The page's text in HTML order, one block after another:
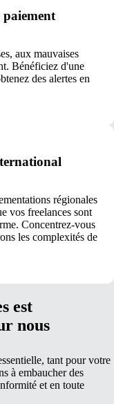
paiement
aux mauvaises
Bénéficiez d'une
des alertes en
régionales
vos freelances sont
Concentrez-vous
les complexités de
est
nous
tant pour votre
à embaucher des
et en toute